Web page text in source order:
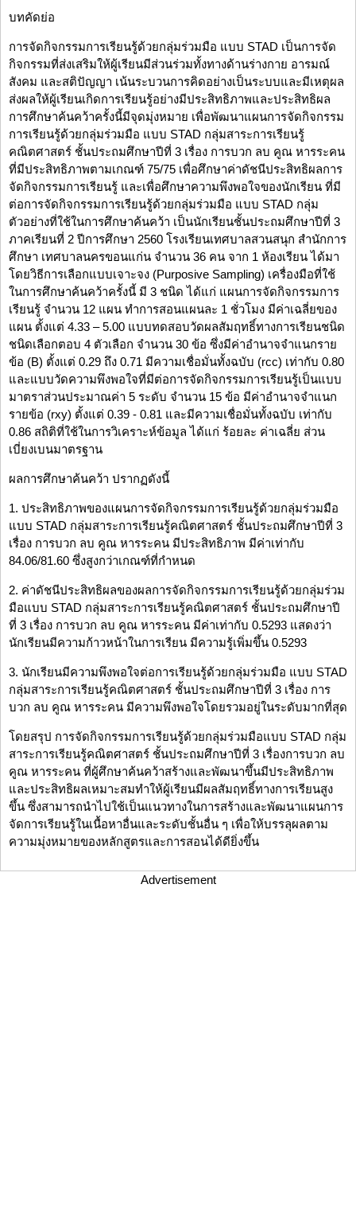
บทคัดย่อ
การจัดกิจกรรมการเรียนรู้ด้วยกลุ่มร่วมมือ แบบ STAD เป็นการจัด
กิจกรรมที่ส่งเสริมให้ผู้เรียนมีส่วนร่วมทั้งทางด้านร่างกาย อารมณ์
สังคม และสติปัญญา เน้นระบวนการคิดอย่างเป็นระบบและมีเหตุผล
ส่งผลให้ผู้เรียนเกิดการเรียนรู้อย่างมีประสิทธิภาพและประสิทธิผล
การศึกษาค้นคว้าครั้งนี้มีจุดมุ่งหมาย เพื่อพัฒนาแผนการจัดกิจกรรม
การเรียนรู้ด้วยกลุ่มร่วมมือ แบบ STAD กลุ่มสาระการเรียนรู้
คณิตศาสตร์ ชั้นประถมศึกษาปีที่ 3 เรื่อง การบวก ลบ คูณ หารระคน
ที่มีประสิทธิภาพตามเกณฑ์ 75/75 เพื่อศึกษาค่าดัชนีประสิทธิผลการ
จัดกิจกรรมการเรียนรู้ และเพื่อศึกษาความพึงพอใจของนักเรียน ที่มี
ต่อการจัดกิจกรรมการเรียนรู้ด้วยกลุ่มร่วมมือ แบบ STAD กลุ่ม
ตัวอย่างที่ใช้ในการศึกษาค้นคว้า เป็นนักเรียนชั้นประถมศึกษาปีที่ 3
ภาคเรียนที่ 2 ปีการศึกษา 2560 โรงเรียนเทศบาลสวนสนุก สำนักการ
ศึกษา เทศบาลนครขอนแก่น จำนวน 36 คน จาก 1 ห้องเรียน ได้มา
โดยวิธีการเลือกแบบเจาะจง (Purposive Sampling) เครื่องมือที่ใช้
ในการศึกษาค้นคว้าครั้งนี้ มี 3 ชนิด ได้แก่ แผนการจัดกิจกรรมการ
เรียนรู้ จำนวน 12 แผน ทำการสอนแผนละ 1 ชั่วโมง มีค่าเฉลี่ยของ
แผน ตั้งแต่ 4.33 – 5.00 แบบทดสอบวัดผลสัมฤทธิ์ทางการเรียนชนิด
ชนิดเลือกตอบ 4 ตัวเลือก จำนวน 30 ข้อ ซึ่งมีค่าอำนาจจำแนกราย
ข้อ (B) ตั้งแต่ 0.29 ถึง 0.71 มีความเชื่อมั่นทั้งฉบับ (rcc) เท่ากับ 0.80
และแบบวัดความพึงพอใจที่มีต่อการจัดกิจกรรมการเรียนรู้เป็นแบบ
มาตราส่วนประมาณค่า 5 ระดับ จำนวน 15 ข้อ มีค่าอำนาจจำแนก
รายข้อ (rxy) ตั้งแต่ 0.39 - 0.81 และมีความเชื่อมั่นทั้งฉบับ เท่ากับ
0.86 สถิติที่ใช้ในการวิเคราะห์ข้อมูล ได้แก่ ร้อยละ ค่าเฉลี่ย ส่วน
เบี่ยงเบนมาตรฐาน
ผลการศึกษาค้นคว้า ปรากฏดังนี้
1. ประสิทธิภาพของแผนการจัดกิจกรรมการเรียนรู้ด้วยกลุ่มร่วมมือ
แบบ STAD กลุ่มสาระการเรียนรู้คณิตศาสตร์ ชั้นประถมศึกษาปีที่ 3
เรื่อง การบวก ลบ คูณ หารระคน มีประสิทธิภาพ มีค่าเท่ากับ
84.06/81.60 ซึ่งสูงกว่าเกณฑ์ที่กำหนด
2. ค่าดัชนีประสิทธิผลของผลการจัดกิจกรรมการเรียนรู้ด้วยกลุ่มร่วม
มือแบบ STAD กลุ่มสาระการเรียนรู้คณิตศาสตร์ ชั้นประถมศึกษาปี
ที่ 3 เรื่อง การบวก ลบ คูณ หารระคน มีค่าเท่ากับ 0.5293 แสดงว่า
นักเรียนมีความก้าวหน้าในการเรียน มีความรู้เพิ่มขึ้น 0.5293
3. นักเรียนมีความพึงพอใจต่อการเรียนรู้ด้วยกลุ่มร่วมมือ แบบ STAD
กลุ่มสาระการเรียนรู้คณิตศาสตร์ ชั้นประถมศึกษาปีที่ 3 เรื่อง การ
บวก ลบ คูณ หารระคน มีความพึงพอใจโดยรวมอยู่ในระดับมากที่สุด
โดยสรุป การจัดกิจกรรมการเรียนรู้ด้วยกลุ่มร่วมมือแบบ STAD กลุ่ม
สาระการเรียนรู้คณิตศาสตร์ ชั้นประถมศึกษาปีที่ 3 เรื่องการบวก ลบ
คูณ หารระคน ที่ผู้ศึกษาค้นคว้าสร้างและพัฒนาขึ้นมีประสิทธิภาพ
และประสิทธิผลเหมาะสมทำให้ผู้เรียนมีผลสัมฤทธิ์ทางการเรียนสูง
ขึ้น ซึ่งสามารถนำไปใช้เป็นแนวทางในการสร้างและพัฒนาแผนการ
จัดการเรียนรู้ในเนื้อหาอื่นและระดับชั้นอื่น ๆ เพื่อให้บรรลุผลตาม
ความมุ่งหมายของหลักสูตรและการสอนได้ดียิ่งขึ้น
Advertisement